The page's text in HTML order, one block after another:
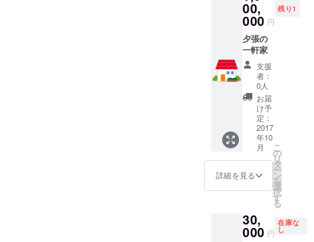
00,
000 円
残り1
夕張の
一軒家
支援
者：
0人
お届
け予
定：
2017
年10
月
詳細を見る
こ
の
リ
タ
ー
ン
を
選
択
す
る
30,
000 円
在庫な
し